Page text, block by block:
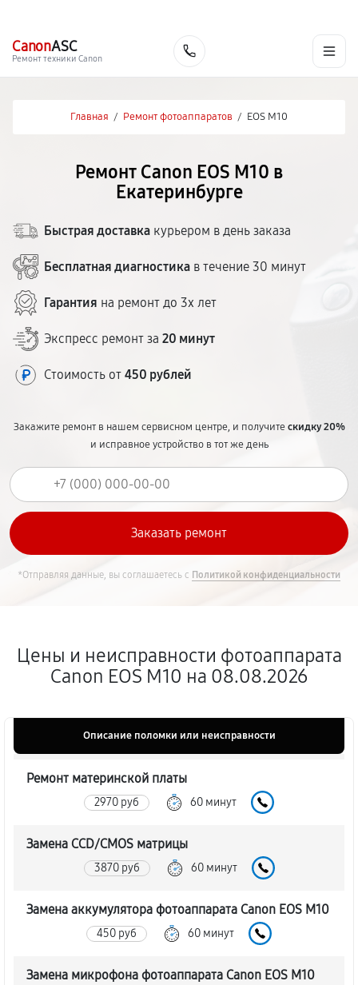
CanonASC
Ремонт техники Canon
Главная / Ремонт фотоаппаратов / EOS M10
Ремонт Canon EOS M10 в
Екатеринбурге
Быстрая доставка курьером в день заказа
Бесплатная диагностика в течение 30 минут
Гарантия на ремонт до 3х лет
Экспресс ремонт за 20 минут
Стоимость от 450 рублей
Закажите ремонт в нашем сервисном центре, и получитескидку 20%
и исправное устройство в тот же день
*Отправляя данные, вы соглашаетесь с Политикой конфиденциальности
Цены и неисправности фотоаппарата
Canon EOS M10 на 08.08.2026
Описание поломки или неисправности
Ремонт материнской платы
2970 руб 60 минут
Замена CCD/CMOS матрицы
3870 руб 60 минут
Замена аккумулятора фотоаппарата Canon EOS M10
450 руб 60 минут
Замена микрофона фотоаппарата Canon EOS M10